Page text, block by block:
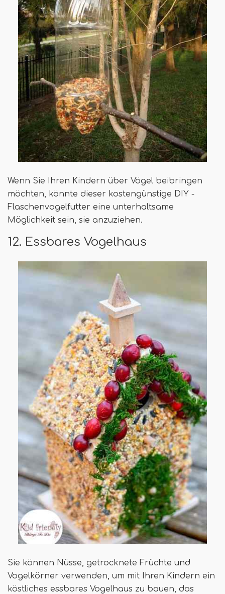
Wenn Sie Ihren Kindern über Vögel beibringen
möchten, könnte dieser kostengünstige DIY -
Flaschenvogelfutter eine unterhaltsame
Möglichkeit sein, sie anzuziehen.
12. Essbares Vogelhaus
Sie können Nüsse, getrocknete Früchte und
Vogelkörner verwenden, um mit Ihren Kindern ein
köstliches essbares Vogelhaus zu bauen, das